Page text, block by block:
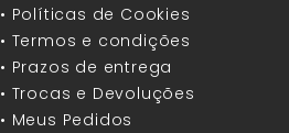
• Políticas de Cookies
• Termos e condições
• Prazos de entrega
• Trocas e Devoluções
• Meus Pedidos